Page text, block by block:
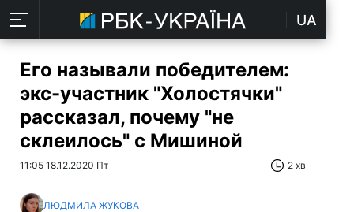
UA
Его называли победителем:
экс-участник "Холостячки"
рассказал, почему "не
склеилось" с Мишиной
11:05 18.12.2020 Пт 2 хв
ЛЮДМИЛА ЖУКОВА